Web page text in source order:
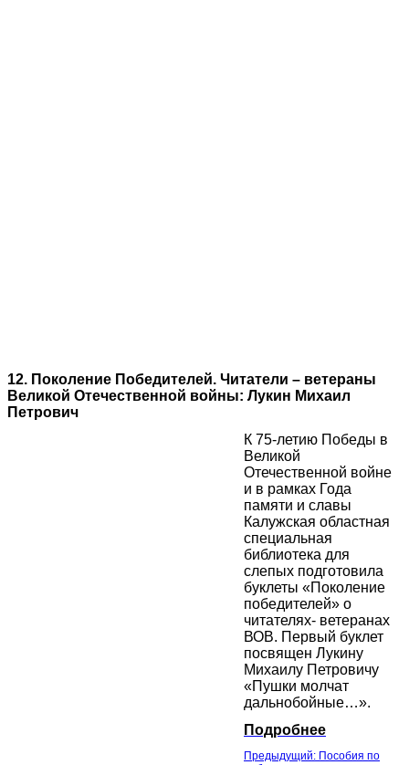
12. Поколение Победителей. Читатели – ветераны
Великой Отечественной войны: Лукин Михаил
Петрович
К 75-летию Победы в
Великой
Отечественной войне
и в рамках Года
памяти и славы
Калужская областная
специальная
библиотека для
слепых подготовила
буклеты «Поколение
победителей» о
читателях- ветеранах
ВОВ. Первый буклет
посвящен Лукину
Михаилу Петровичу
«Пушки молчат
дальнобойные…».
Подробнее
Предыдущий: Пособия по